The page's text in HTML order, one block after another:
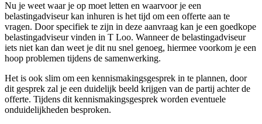
Nu je weet waar je op moet letten en waarvoor je een
belastingadviseur kan inhuren is het tijd om een offerte aan te
vragen. Door specifiek te zijn in deze aanvraag kan je een goedkope
belastingadviseur vinden in T Loo. Wanneer de belastingadviseur
iets niet kan dan weet je dit nu snel genoeg, hiermee voorkom je een
hoop problemen tijdens de samenwerking.
Het is ook slim om een kennismakingsgesprek in te plannen, door
dit gesprek zal je een duidelijk beeld krijgen van de partij achter de
offerte. Tijdens dit kennismakingsgesprek worden eventuele
onduidelijkheden besproken.